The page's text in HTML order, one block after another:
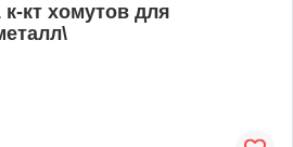
к-кт хомутов для